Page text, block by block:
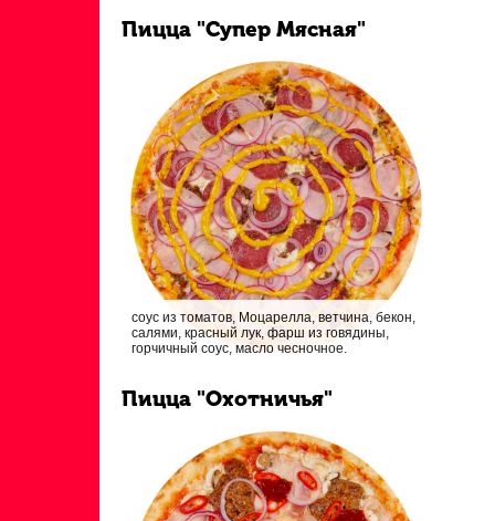
Пицца "Супер Мясная"
соус из томатов, Моцарелла, ветчина, бекон,
салями, красный лук, фарш из говядины,
горчичный соус, масло чесночное.
Пицца "Охотничья"